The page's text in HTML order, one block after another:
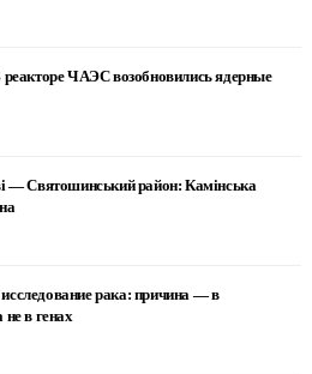
ЧАЭС возобновились ядерные
— Святошинський район: Камінська
рака: причина — в
в генах